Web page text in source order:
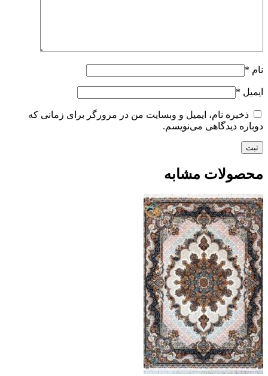
نام *
ایمیل *
ذخیره نام، ایمیل و وبسایت من در مرورگر برای زمانی که
دوباره دیدگاهی می‌نویسم.
محصولات مشابه